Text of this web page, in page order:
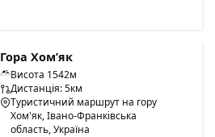
Гора Хом’як
Висота 1542м
Дистанція: 5км
Туристичний маршрут на гору
Хом'як, Івано-Франківська
область, Україна